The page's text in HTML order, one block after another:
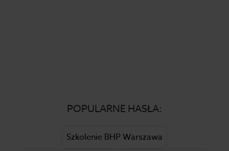
POPULARNE HASŁA:
Szkolenie BHP Warszawa